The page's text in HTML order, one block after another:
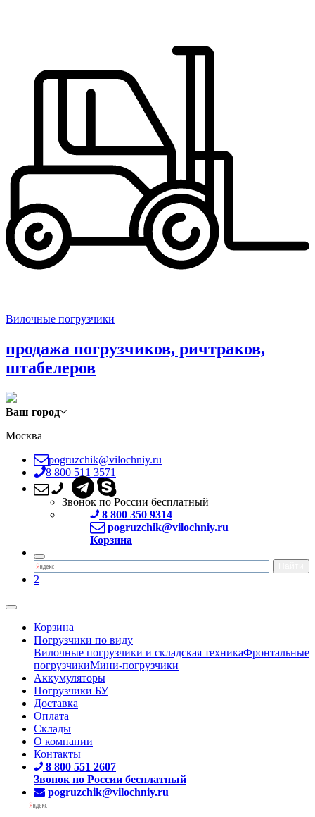
Вилочные погрузчики
продажа погрузчиков, ричтраков,
штабелеров
Ваш город
Москва
pogruzchik@vilochniy.ru
8 800 511 3571
Звонок по России бесплатный
8 800 350 9314
pogruzchik@vilochniy.ru
Корзина
2
Корзина
Погрузчики по виду
Вилочные погрузчики и складская техникаФронтальные
погрузчикиМини-погрузчики
Аккумуляторы
Погрузчики БУ
Доставка
Оплата
Склады
О компании
Контакты
8 800 551 2607
Звонок по России бесплатный
pogruzchik@vilochniy.ru